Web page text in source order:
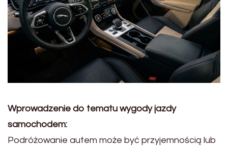
Wprowadzenie do tematu wygody jazdy
samochodem:
Podróżowanie autem może być przyjemnością lub